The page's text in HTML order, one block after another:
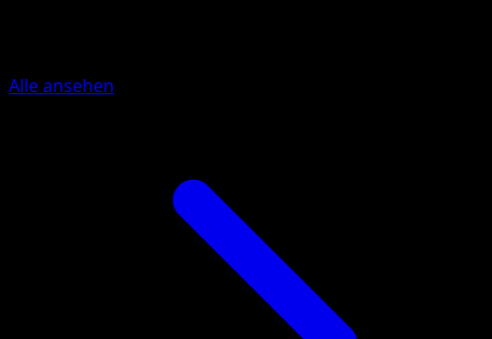
Alle ansehen